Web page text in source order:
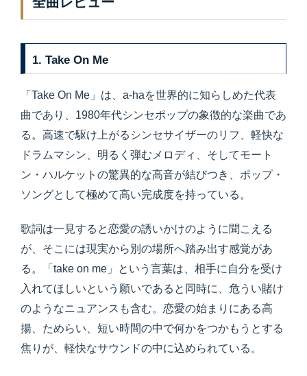
1. Take On Me
「Take On Me」は、a-haを世界的に知らしめた代表
曲であり、1980年代シンセポップの象徴的な楽曲であ
る。高速で駆け上がるシンセサイザーのリフ、軽快な
ドラムマシン、明るく弾むメロディ、そしてモート
ン・ハルケットの驚異的な高音が結びつき、ポップ・
ソングとして極めて高い完成度を持っている。
歌詞は一見すると恋愛の誘いかけのように聞こえる
が、そこには現実から別の場所へ踏み出す感覚があ
る。「take on me」という言葉は、相手に自分を受け
入れてほしいという願いであると同時に、危うい賭け
のようなニュアンスも含む。恋愛の始まりにある高
揚、ためらい、短い時間の中で何かをつかもうとする
焦りが、軽快なサウンドの中に込められている。